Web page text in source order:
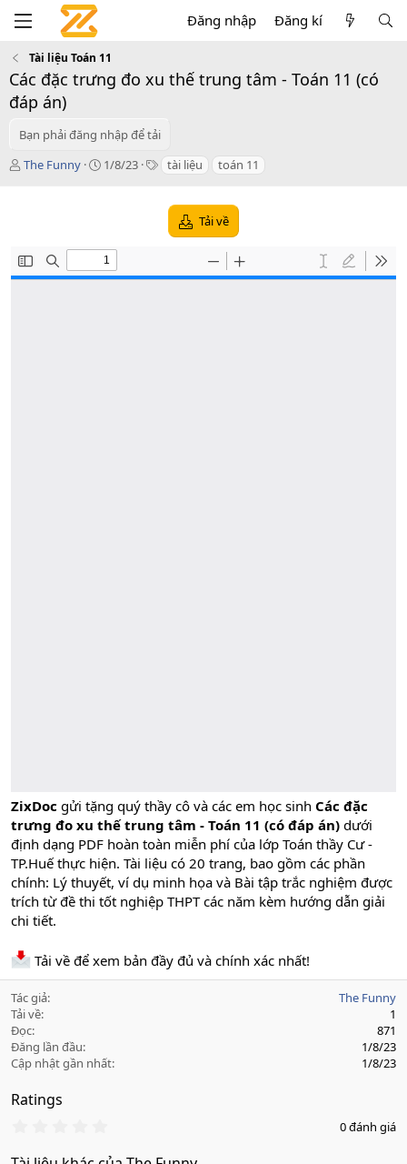
Đăng nhập Đăng kí
Tài liệu Toán 11
Các đặc trưng đo xu thế trung tâm - Toán 11 (có
đáp án)
Bạn phải đăng nhập để tải
T
The Funny
C
o
n
1/8/23
T tài liệu toán 11
Tải về
ZixDoc gửi tặng quý thầy cô và các em học sinh Các đặc
trưng đo xu thế trung tâm - Toán 11 (có đáp án) dưới
định dạng PDF hoàn toàn miễn phí của lớp Toán thầy Cư -
TP.Huế thực hiện. Tài liệu có 20 trang, bao gồm các phần
chính: Lý thuyết, ví dụ minh họa và Bài tập trắc nghiệm được
trích từ đề thi tốt nghiệp THPT các năm kèm hướng dẫn giải
chi tiết.
Tải về để xem bản đầy đủ và chính xác nhất!
Tác giả
The Funny
Tải về
1
Đọc
871
Đăng lần đầu
1/8/23
Cập nhật gần nhất
1/8/23
Ratings
0
0 đánh giá